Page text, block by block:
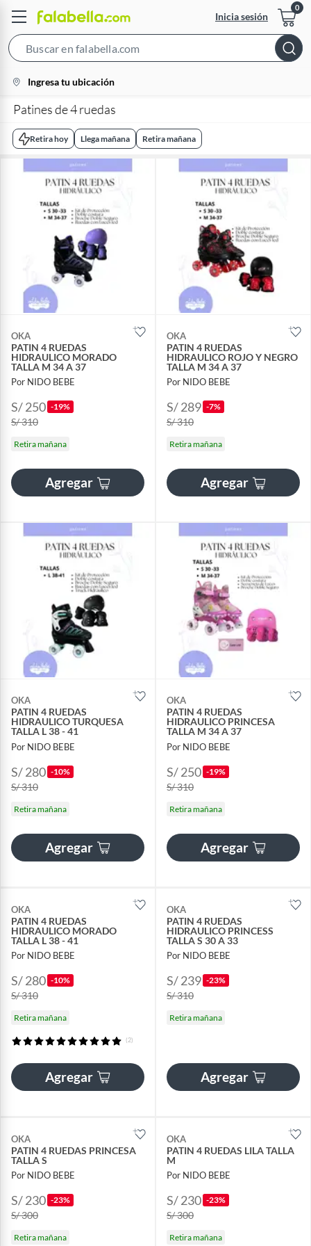
Inicia sesión
Bar
location-
icon
Ingresa tu ubicación
Patines de 4 ruedas
Retira hoy Llega mañana Retira mañana
OKA
PATIN 4 RUEDAS
HIDRAULICO MORADO
TALLA M 34 A 37
Por NIDO BEBE
S/ 250 -19%
S/ 310
Retira mañana
Agregar
OKA
PATIN 4 RUEDAS
HIDRAULICO ROJO Y NEGRO
TALLA M 34 A 37
Por NIDO BEBE
S/ 289 -7%
S/ 310
Retira mañana
Agregar
OKA
PATIN 4 RUEDAS
HIDRAULICO TURQUESA
TALLA L 38 - 41
Por NIDO BEBE
S/ 280 -10%
S/ 310
Retira mañana
Agregar
OKA
PATIN 4 RUEDAS
HIDRAULICO PRINCESA
TALLA M 34 A 37
Por NIDO BEBE
S/ 250 -19%
S/ 310
Retira mañana
Agregar
OKA
PATIN 4 RUEDAS
HIDRAULICO MORADO
TALLA L 38 - 41
Por NIDO BEBE
S/ 280 -10%
S/ 310
Retira mañana
(2)
Agregar
OKA
PATIN 4 RUEDAS
HIDRAULICO PRINCESS
TALLA S 30 A 33
Por NIDO BEBE
S/ 239 -23%
S/ 310
Retira mañana
Agregar
OKA
PATIN 4 RUEDAS PRINCESA
TALLA S
Por NIDO BEBE
S/ 230 -23%
S/ 300
Retira mañana
OKA
PATIN 4 RUEDAS LILA TALLA
M
Por NIDO BEBE
S/ 230 -23%
S/ 300
Retira mañana